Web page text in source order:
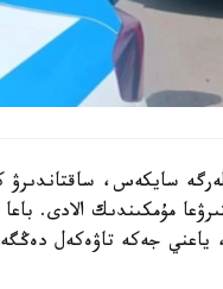
سايكەس، ساقتاندىرۋ
ارتتىرۋعا مۇمكىندىك الادى.
ياعني جەكە تاۋەكەل